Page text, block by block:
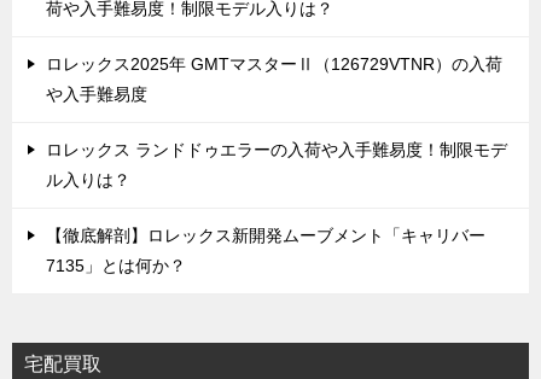
荷や入手難易度！制限モデル入りは？
ロレックス2025年 GMTマスターⅡ（126729VTNR）の入荷
や入手難易度
ロレックス ランドドゥエラーの入荷や入手難易度！制限モデ
ル入りは？
【徹底解剖】ロレックス新開発ムーブメント「キャリバー
7135」とは何か？
宅配買取